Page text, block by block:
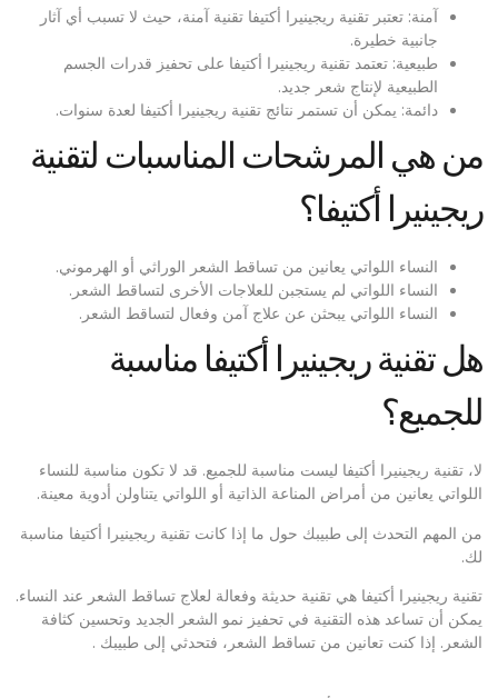
آمنة: تعتبر تقنية ريجينيرا أكتيفا تقنية آمنة، حيث لا تسبب أي آثار
جانبية خطيرة.
طبيعية: تعتمد تقنية ريجينيرا أكتيفا على تحفيز قدرات الجسم
الطبيعية لإنتاج شعر جديد.
دائمة: يمكن أن تستمر نتائج تقنية ريجينيرا أكتيفا لعدة سنوات.
من هي المرشحات المناسبات لتقنية
ريجينيرا أكتيفا؟
النساء اللواتي يعانين من تساقط الشعر الوراثي أو الهرموني.
النساء اللواتي لم يستجبن للعلاجات الأخرى لتساقط الشعر.
النساء اللواتي يبحثن عن علاج آمن وفعال لتساقط الشعر.
هل تقنية ريجينيرا أكتيفا مناسبة
للجميع؟
لا، تقنية ريجينيرا أكتيفا ليست مناسبة للجميع. قد لا تكون مناسبة للنساء
اللواتي يعانين من أمراض المناعة الذاتية أو اللواتي يتناولن أدوية معينة.
من المهم التحدث إلى طبيبك حول ما إذا كانت تقنية ريجينيرا أكتيفا مناسبة
لك.
تقنية ريجينيرا أكتيفا هي تقنية حديثة وفعالة لعلاج تساقط الشعر عند النساء.
يمكن أن تساعد هذه التقنية في تحفيز نمو الشعر الجديد وتحسين كثافة
الشعر. إذا كنت تعانين من تساقط الشعر، فتحدثي إلى طبيبك .